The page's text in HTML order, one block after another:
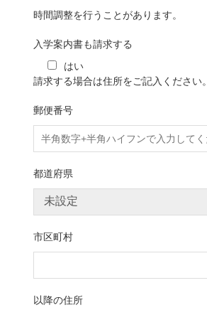
時間調整を行うことがあります。
入学案内書も請求する
はい
請求する場合は住所をご記入ください。
郵便番号
都道府県
市区町村
以降の住所